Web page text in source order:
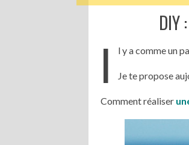
DIY
I l y a comme un
Je te propose
Comment réaliser